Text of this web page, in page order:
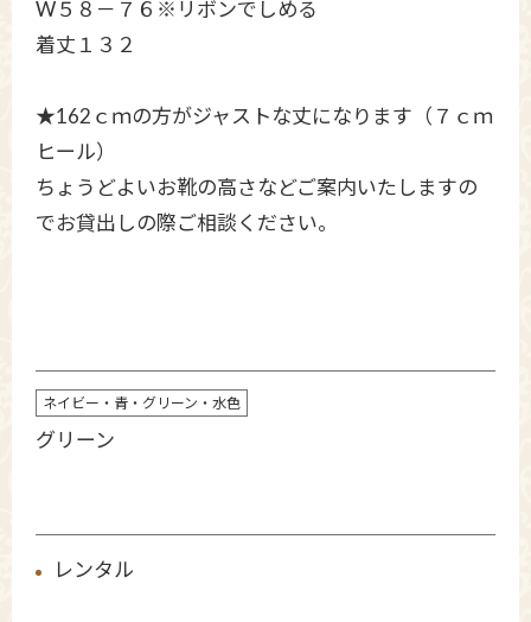
W５８－７６※リボンでしめる
着丈１３２
★162ｃｍの方がジャストな丈になります（７ｃｍ
ヒール）
ちょうどよいお靴の高さなどご案内いたしますの
でお貸出しの際ご相談ください。
ネイビー・青・グリーン・水色
グリーン
レンタル